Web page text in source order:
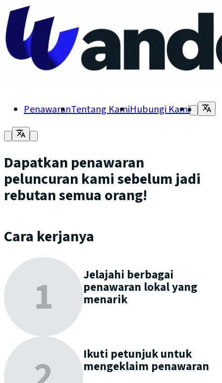
PenawaranTentang KamiHubungi Kami
Dapatkan penawaran
peluncuran kami sebelum jadi
rebutan semua orang!
Cara kerjanya
Jelajahi berbagai
penawaran lokal yang
menarik
Ikuti petunjuk untuk
mengeklaim penawaran